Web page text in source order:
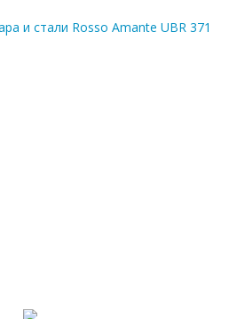
и стали Rosso Amante UBR 371